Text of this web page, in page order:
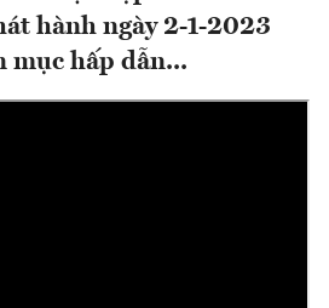
hành ngày 2-1-2023
mục hấp dẫn...